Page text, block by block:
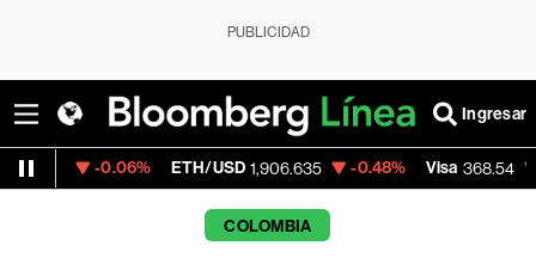
PUBLICIDAD
Ingresar
ETH/USD 1,906.635 -0.48% Visa 368.54 -0.28%
COLOMBIA